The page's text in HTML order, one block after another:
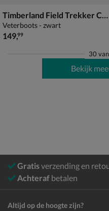
Timberland Field Trekker Chukka
Veterboots - zwart
€ 149,99
149,99
30 van
Bekijk
Gratisverzending en
Achteraf betalen
Altijd op de hoogte zijn?